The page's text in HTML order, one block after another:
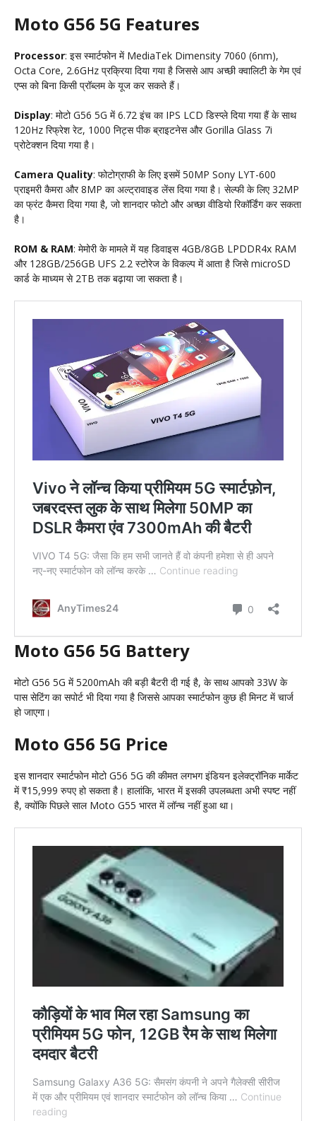
Moto G56 5G Features
Processor: इस स्मार्टफोन में MediaTek Dimensity 7060 (6nm),
Octa Core, 2.6GHz प्रक्रिया दिया गया है जिससे आप अच्छी क्वालिटी के गेम एवं
एप्स को बिना किसी प्रॉब्लम के यूज कर सकते हैं।
Display: मोटो G56 5G में 6.72 इंच का IPS LCD डिस्प्ले दिया गया हैं के साथ
120Hz रिफ्रेश रेट, 1000 निट्स पीक ब्राइटनेस और Gorilla Glass 7i
प्रोटेक्शन दिया गया है।
Camera Quality: फोटोग्राफी के लिए इसमें 50MP Sony LYT-600
प्राइमरी कैमरा और 8MP का अल्ट्रावाइड लेंस दिया गया है। सेल्फी के लिए 32MP
का फ्रंट कैमरा दिया गया है, जो शानदार फोटो और अच्छा वीडियो रिकॉर्डिंग कर सकता
है।
ROM & RAM: मेमोरी के मामले में यह डिवाइस 4GB/8GB LPDDR4x RAM
और 128GB/256GB UFS 2.2 स्टोरेज के विकल्प में आता है जिसे microSD
कार्ड के माध्यम से 2TB तक बढ़ाया जा सकता है।
Moto G56 5G Battery
मोटो G56 5G में 5200mAh की बड़ी बैटरी दी गई है, के साथ आपको 33W के
पास सेटिंग का सपोर्ट भी दिया गया है जिससे आपका स्मार्टफोन कुछ ही मिनट में चार्ज
हो जाएगा।
Moto G56 5G Price
इस शानदार स्मार्टफोन मोटो G56 5G की कीमत लगभग इंडियन इलेक्ट्रॉनिक मार्केट
में ₹15,999 रुपए हो सकता है। हालांकि, भारत में इसकी उपलब्धता अभी स्पष्ट नहीं
है, क्योंकि पिछले साल Moto G55 भारत में लॉन्च नहीं हुआ था।